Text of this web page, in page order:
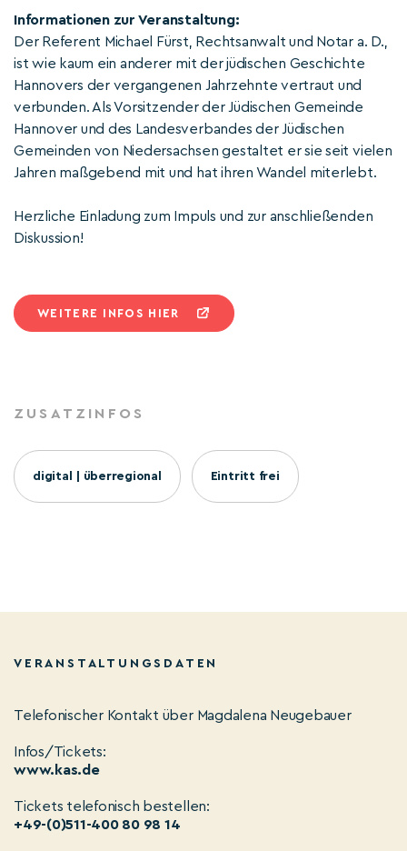
Informationen zur Veranstaltung:
Der Referent Michael Fürst, Rechtsanwalt und Notar a. D.,
ist wie kaum ein anderer mit der jüdischen Geschichte
Hannovers der vergangenen Jahrzehnte vertraut und
verbunden. Als Vorsitzender der Jüdischen Gemeinde
Hannover und des Landesverbandes der Jüdischen
Gemeinden von Niedersachsen gestaltet er sie seit vielen
Jahren maßgebend mit und hat ihren Wandel miterlebt.
Herzliche Einladung zum Impuls und zur anschließenden
Diskussion!
WEITERE INFOS HIER
ZUSATZINFOS
digital | überregional Eintritt frei
VERANSTALTUNGSDATEN
Telefonischer Kontakt über Magdalena Neugebauer
Infos/Tickets:
www.kas.de
Tickets telefonisch bestellen:
+49-(0)511-400 80 98 14